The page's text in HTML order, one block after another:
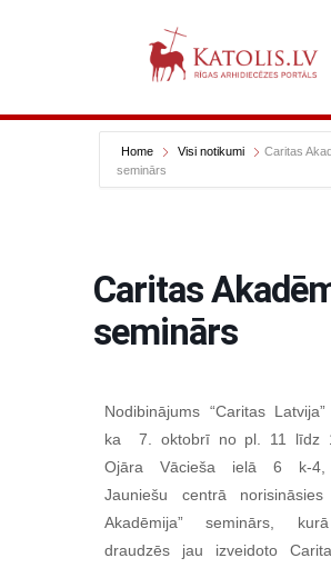
Home Visi notikumi
Caritas
seminārs
Caritas
seminārs
Nodibinājums “Caritas Latvija”
ka 7. oktobrī no pl. 11 līdz
Ojāra Vācieša ielā 6 k-4,
Jauniešu centrā norisināsies
Akadēmija” seminārs,
draudzēs jau izveidoto